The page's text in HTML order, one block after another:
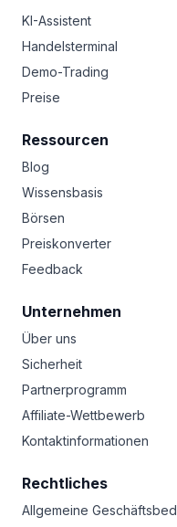
KI-Assistent
Handelsterminal
Demo-Trading
Preise
Ressourcen
Blog
Wissensbasis
Börsen
Preiskonverter
Feedback
Unternehmen
Über uns
Sicherheit
Partnerprogramm
Affiliate-Wettbewerb
Kontaktinformationen
Rechtliches
Allgemeine